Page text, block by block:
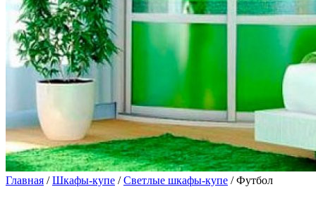
Главная /Шкафы-купе /Светлые шкафы-купе / Футбол